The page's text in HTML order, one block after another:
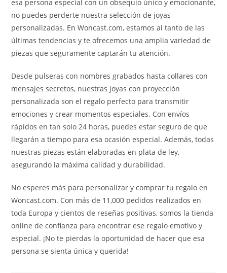
esa persona especial con un obsequio único y emocionante,
no puedes perderte nuestra selección de joyas
personalizadas. En Woncast.com, estamos al tanto de las
últimas tendencias y te ofrecemos una amplia variedad de
piezas que seguramente captarán tu atención.
Desde pulseras con nombres grabados hasta collares con
mensajes secretos, nuestras joyas con proyección
personalizada son el regalo perfecto para transmitir
emociones y crear momentos especiales. Con envíos
rápidos en tan solo 24 horas, puedes estar seguro de que
llegarán a tiempo para esa ocasión especial. Además, todas
nuestras piezas están elaboradas en plata de ley,
asegurando la máxima calidad y durabilidad.
No esperes más para personalizar y comprar tu regalo en
Woncast.com. Con más de 11,000 pedidos realizados en
toda Europa y cientos de reseñas positivas, somos la tienda
online de confianza para encontrar ese regalo emotivo y
especial. ¡No te pierdas la oportunidad de hacer que esa
persona se sienta única y querida!